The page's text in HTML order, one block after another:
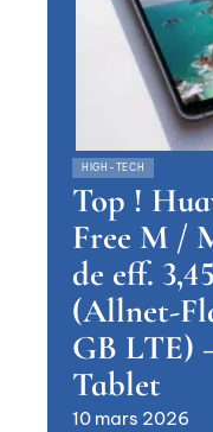
HIGH-TECH
Top !
Free M /
de eff.
(Allnet-
GB LTE)
Tablet
10 mars 2026